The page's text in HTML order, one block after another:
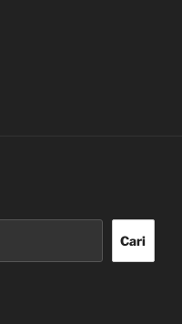
Cari